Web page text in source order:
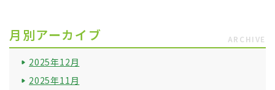
月別アーカイブ ARCHIVE
2025年12月
2025年11月